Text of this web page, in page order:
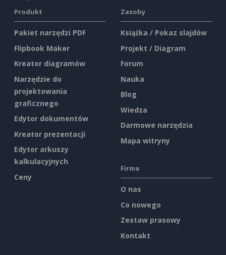
Produkt
Pakiet narzędzi PDF
Flipbook Maker
Kreator diagramów
Narzędzie do
projektowania
graficznego
Edytor dokumentów
Kreator prezentacji
Edytor arkuszy
kalkulacyjnych
Ceny
Zasoby
Książka / Pokaz slajdów
Projekt / Diagram
Forum
Nauka
Blog
Wiedza
Darmowe narzędzia
Mapa witryny
Firma
O nas
Co nowego
Zestaw prasowy
Kontakt